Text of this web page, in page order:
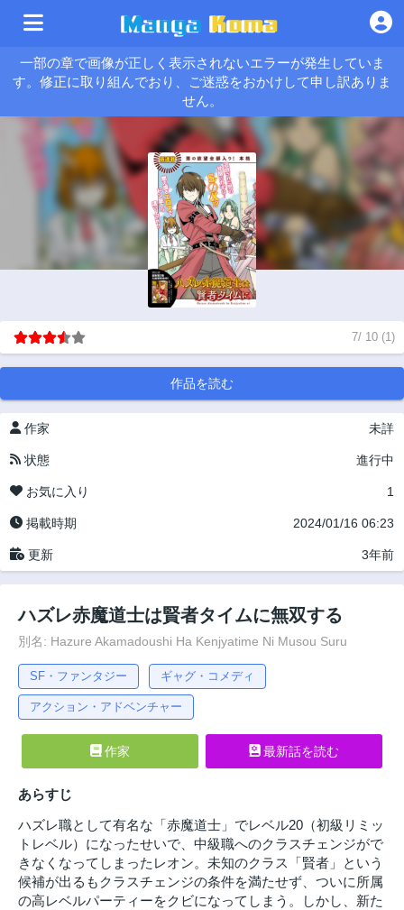
一部の章で画像が正しく表示されないエラーが発生していま
す。修正に取り組んでおり、ご迷惑をおかけして申し訳ありま
せん。
7/ 10 (1)
作品を読む
作家 未詳
状態 進行中
お気に入り 1
掲載時期 2024/01/16 06:23
更新 3年前
ハズレ赤魔道士は賢者タイムに無双する
別名: Hazure Akamadoushi Ha Kenjyatime Ni Musou Suru
SF・ファンタジー ギャグ・コメディ
アクション・アドベンチャー
作家 最新話を読む
あらすじ
ハズレ職として有名な「赤魔道士」でレベル20（初級リミッ
トレベル）になったせいで、中級職へのクラスチェンジがで
きなくなってしまったレオン。未知のクラス「賢者」という
候補が出るもクラスチェンジの条件を満たせず、ついに所属
の高レベルパーティーをクビになってしまう。しかし、新た